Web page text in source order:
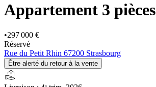
Appartement 3 pièces
•297 000 €
Réservé
Rue du Petit Rhin 67200 Strasbourg
Être alerté du retour à la vente
real_estate_agent